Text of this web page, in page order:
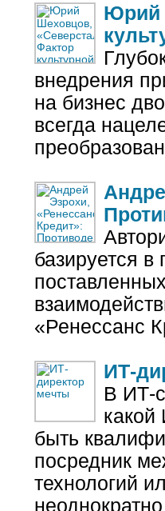
Юрий
внедрения
на бизнес
всегда
базируется
«Ренессанс
ИТ-
В ИТ-
какой
быть
посредник
технологий